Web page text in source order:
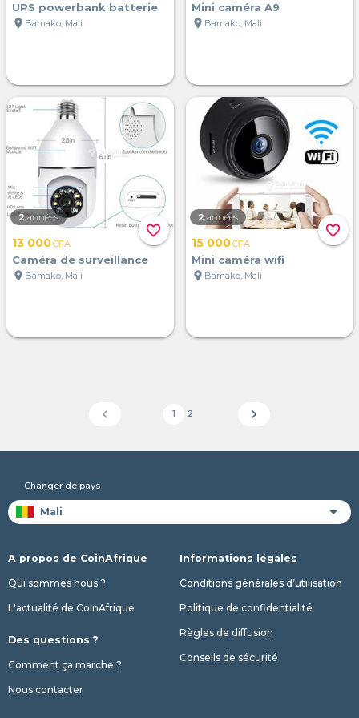
UPS powerbank batterie
location_on Bamako, Mali
Mini caméra A9
location_on Bamako, Mali
favorite_border
2 années
13 000CFA
Caméra de surveillance
location_on Bamako, Mali
favorite_border
2 années
15 000CFA
Mini caméra wifi
location_on Bamako, Mali
chevron_left 1 2 chevron_right
Changer de pays
A propos de CoinAfrique
Qui sommes nous ?
L'actualité de CoinAfrique
Des questions ?
Comment ça marche ?
Nous contacter
Informations légales
Conditions générales d’utilisation
Politique de confidentialité
Règles de diffusion
Conseils de sécurité